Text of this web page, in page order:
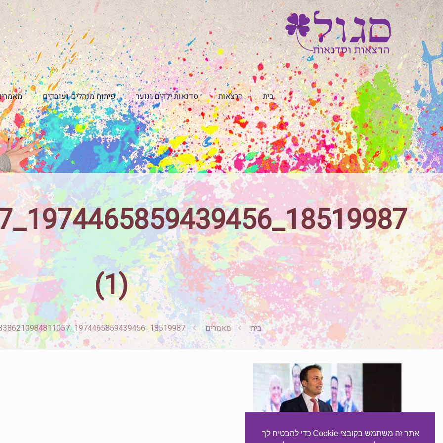
בית הרצאות סדנאות ילדים ונוער פיתוח מנהלים ועובדים
(1)
בית מאמרים 18519987_1974465859439456_3633386210984811057_n (1)
אתר זה משתמש בקובצי Cookie כדי להבטיח לך